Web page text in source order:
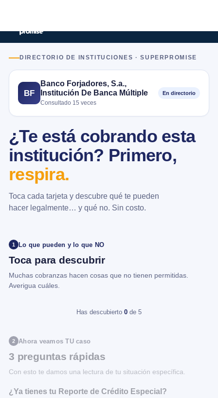
DIRECTORIO DE INSTITUCIONES · SUPERPROMISE
BF
Banco Forjadores, S.a.,
Institución De Banca Múltiple
Consultado 15 veces
En directorio
¿Te está cobrando esta
institución? Primero,
respira.
Toca cada tarjeta y descubre qué te pueden
hacer legalmente… y qué no. Sin costo.
1 Lo que pueden y lo que NO
Toca para descubrir
Muchas cobranzas hacen cosas que no tienen permitidas.
Averigua cuáles.
Has descubierto 0 de 5
2 Ahora veamos TU caso
3 preguntas rápidas
Con esto te damos una lectura de tu situación específica.
¿Ya tienes tu Reporte de Crédito Especial?